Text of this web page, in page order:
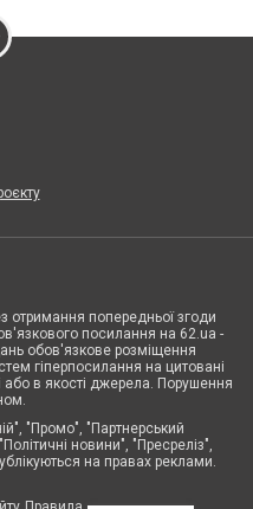
отримання попередньої згоди
посилання на 62.ua -
обов'язкове розміщення
гіперпосилання на цитовані
або в якості джерела. Порушення
"Промо", "Партнерський
новини", "Пресреліз",
на правах реклами.